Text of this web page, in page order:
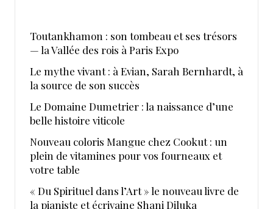
Toutankhamon : son tombeau et ses trésors
— la Vallée des rois à Paris Expo
Le mythe vivant : à Evian, Sarah Bernhardt, à
la source de son succès
Le Domaine Dumetrier : la naissance d’une
belle histoire viticole
Nouveau coloris Mangue chez Cookut : un
plein de vitamines pour vos fourneaux et
votre table
« Du Spirituel dans l’Art » le nouveau livre de
la pianiste et écrivaine Shani Diluka